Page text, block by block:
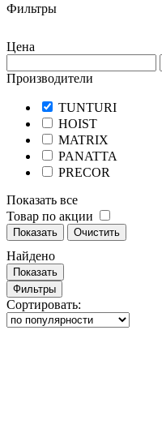
Фильтры
Цена
Производители
TUNTURI
HOIST
MATRIX
PANATTA
PRECOR
Показать все
Товар по акции
Показать Очистить
Найдено
Показать
Фильтры
Сортировать: